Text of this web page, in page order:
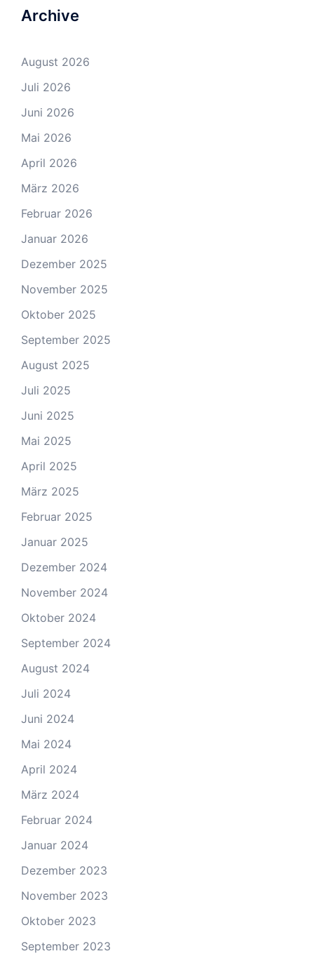
Archive
August 2026
Juli 2026
Juni 2026
Mai 2026
April 2026
März 2026
Februar 2026
Januar 2026
Dezember 2025
November 2025
Oktober 2025
September 2025
August 2025
Juli 2025
Juni 2025
Mai 2025
April 2025
März 2025
Februar 2025
Januar 2025
Dezember 2024
November 2024
Oktober 2024
September 2024
August 2024
Juli 2024
Juni 2024
Mai 2024
April 2024
März 2024
Februar 2024
Januar 2024
Dezember 2023
November 2023
Oktober 2023
September 2023